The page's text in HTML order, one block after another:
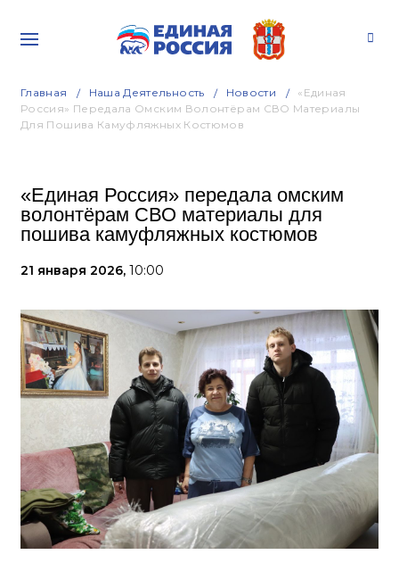
Главная Наша Деятельность Новости
«Единая
Россия» Передала Омским Волонтёрам СВО Материалы
Для Пошива Камуфляжных Костюмов
«Единая Россия» передала омским
волонтёрам СВО материалы для
пошива камуфляжных костюмов
21 января 2026, 10:00